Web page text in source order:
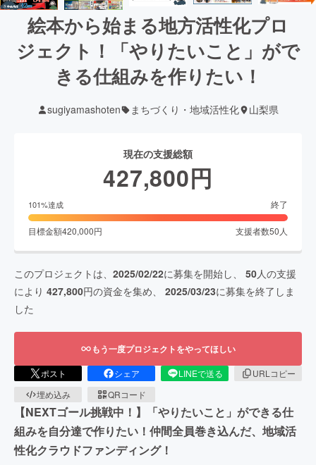
絵本から始まる地方活性化プロ
ジェクト！「やりたいこと」がで
きる仕組みを作りたい！
sugiyamashoten まちづくり・地域活性化 山梨県
現在の支援総額
427,800円
101%達成 終了
目標金額420,000円 支援者数50人
このプロジェクトは、 2025/02/22に募集を開始し、 50人の支援
により 427,800円の資金を集め、 2025/03/23に募集を終了しま
した
もう一度プロジェクトをやってほしい
ポスト シェア LINEで送る
URLコピー
埋め込み
QRコード
【NEXTゴール挑戦中！】「やりたいこと」ができる仕
組みを自分達で作りたい！仲間全員巻き込んだ、地域活
性化クラウドファンディング！